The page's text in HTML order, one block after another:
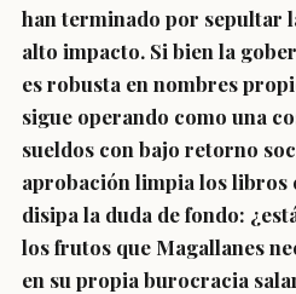
han terminado por sepultar
alto impacto. Si bien la
es robusta en nombres
sigue operando como una
sueldos con bajo retorno
aprobación limpia los libros
disipa la duda de fondo:
los frutos que Magallanes
en su propia burocracia